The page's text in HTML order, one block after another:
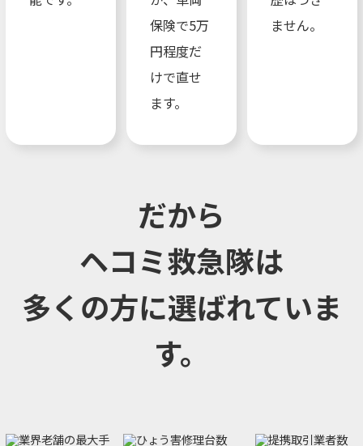
保険で5万
円程度だ
けで直せ
ます。
ません。
だから
ヘコミ救急隊は
多くの方に選ばれていま
す。